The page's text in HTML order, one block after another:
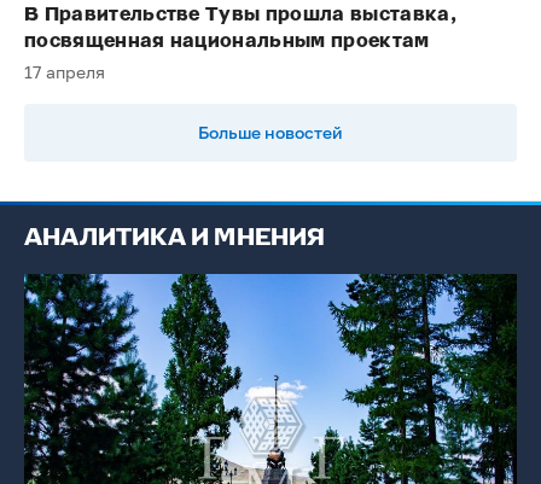
В Правительстве Тувы прошла выставка,
посвященная национальным проектам
17 апреля
Больше новостей
АНАЛИТИКА И МНЕНИЯ